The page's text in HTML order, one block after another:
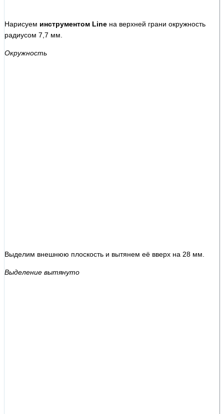
Нарисуем инструментом Line на верхней грани окружность
радиусом 7,7 мм.
Окружность
Выделим внешнюю плоскость и вытянем её вверх на 28 мм.
Выделение вытянуто